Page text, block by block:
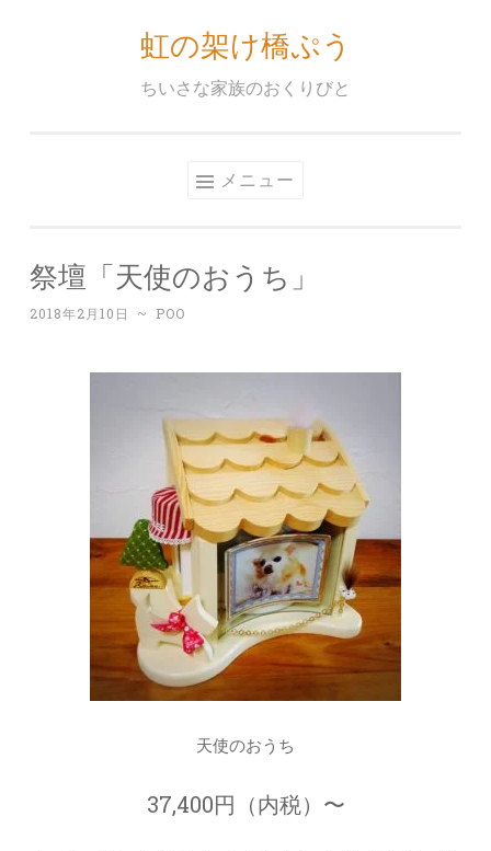
ッ
プ
虹の架け橋ぷう
ちいさな家族のおくりびと
メニュー
祭壇「天使のおうち」
2018年2月10日 ~ POO
天使のおうち
37,400円（内税）〜